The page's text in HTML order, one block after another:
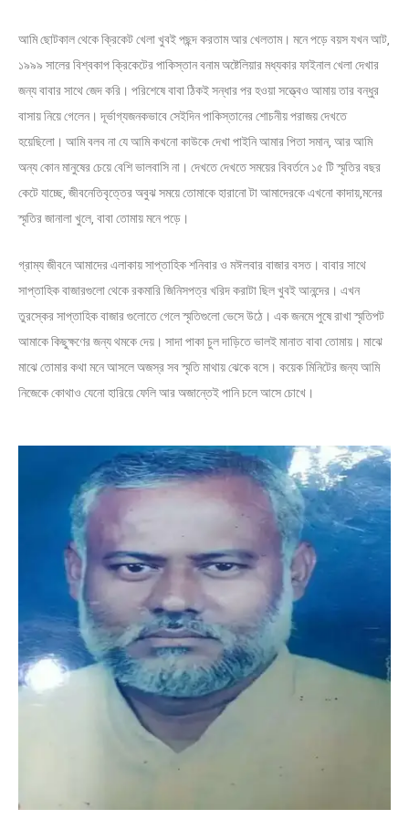
আমি ছোটকাল থেকে ক্রিকেট খেলা খুবই পছন্দ করতাম আর খেলতাম। মনে পড়ে বয়স যখন আট,
১৯৯৯ সালের বিশ্বকাপ ক্রিকেটের পাকিস্তান বনাম অষ্টেলিয়ার মধ্যকার ফাইনাল খেলা দেখার
জন্য বাবার সাথে জেদ করি। পরিশেষে বাবা ঠিকই সন্ধার পর হওয়া সত্ত্বেও আমায় তার বন্ধুর
বাসায় নিয়ে গেলেন। দূর্ভাগ্যজনকভাবে সেইদিন পাকিস্তানের শোচনীয় পরাজয় দেখতে
হয়েছিলো। আমি বলব না যে আমি কখনো কাউকে দেখা পাইনি আমার পিতা সমান, আর আমি
অন্য কোন মানুষের চেয়ে বেশি ভালবাসি না। দেখতে দেখতে সময়ের বিবর্তনে ১৫ টি স্মৃতির বছর
কেটে যাচ্ছে, জীবনেতিবৃত্তের অবুঝ সময়ে তোমাকে হারানো টা আমাদেরকে এখনো কাদায়,মনের
স্মৃতির জানালা খুলে, বাবা তোমায় মনে পড়ে।
গ্রাম্য জীবনে আমাদের এলাকায় সাপ্তাহিক শনিবার ও মঈলবার বাজার বসত। বাবার সাথে
সাপ্তাহিক বাজারগুলো থেকে রকমারি জিনিসপত্র খরিদ করাটা ছিল খুবই আনন্দের। এখন
তুরস্কের সাপ্তাহিক বাজার গুলোতে গেলে স্মৃতিগুলো ভেসে উঠে। এক জনমে পুষে রাখা স্মৃতিপট
আমাকে কিছুক্ষণের জন্য থমকে দেয়। সাদা পাকা চুল দাড়িতে ভালই মানাত বাবা তোমায়। মাঝে
মাঝে তোমার কথা মনে আসলে অজস্র সব স্মৃতি মাথায় ঝেকে বসে। কয়েক মিনিটের জন্য আমি
নিজেকে কোথাও যেনো হারিয়ে ফেলি আর অজান্তেই পানি চলে আসে চোখে।